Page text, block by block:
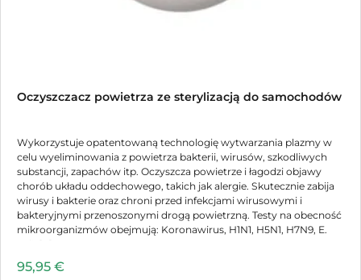
Oczyszczacz powietrza ze sterylizacją do samochodów
Wykorzystuje opatentowaną technologię wytwarzania plazmy w
celu wyeliminowania z powietrza bakterii, wirusów, szkodliwych
substancji, zapachów itp. Oczyszcza powietrze i łagodzi objawy
chorób układu oddechowego, takich jak alergie. Skutecznie zabija
wirusy i bakterie oraz chroni przed infekcjami wirusowymi i
bakteryjnymi przenoszonymi drogą powietrzną. Testy na obecność
mikroorganizmów obejmują: Koronawirus, H1N1, H5N1, H7N9, E.
95,95 €